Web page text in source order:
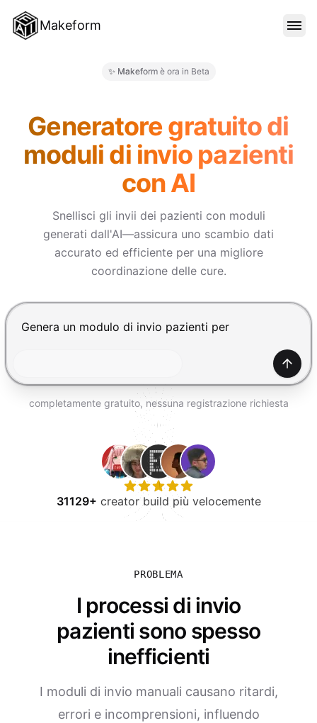
Makeform
BLOG
PREZZI
PROVA GRATIS
✨ Makeform è ora in Beta
Generatore gratuito di
moduli di invio pazienti
con AI
Snellisci gli invii dei pazienti con moduli
generati dall'AI—assicura uno scambio dati
accurato ed efficiente per una migliore
coordinazione delle cure.
Premi Invio per inviare, Shift+Invio per nuova riga
completamente gratuito, nessuna registrazione richiesta
31129+ creator build più velocemente
PROBLEMA
I processi di invio
pazienti sono spesso
inefficienti
I moduli di invio manuali causano ritardi,
errori e incomprensioni, influendo